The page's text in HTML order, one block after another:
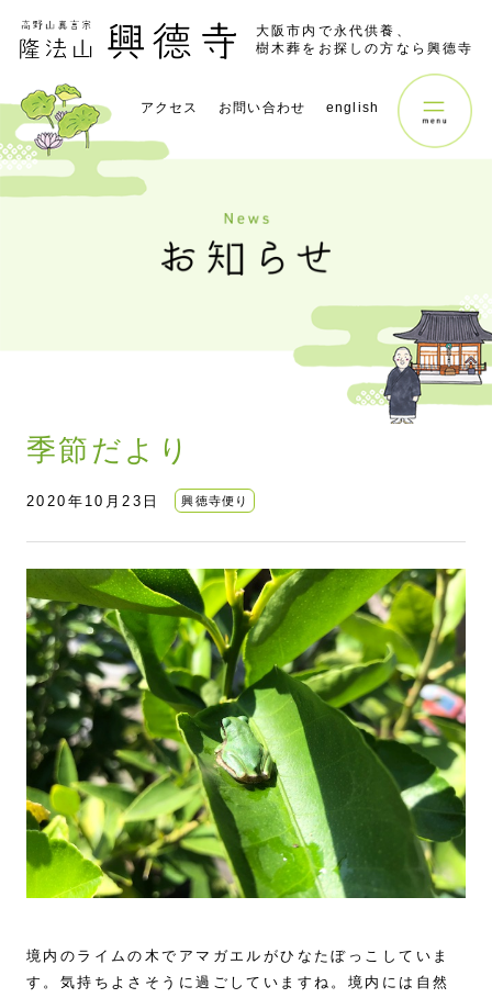
大阪市内で永代供養、
樹木葬をお探しの方なら興德寺
アクセス お問い合わせ english
季節だより
2020年10月23日 興徳寺便り
境内のライムの木でアマガエルがひなたぼっこしていま
す。気持ちよさそうに過ごしていますね。境内には自然